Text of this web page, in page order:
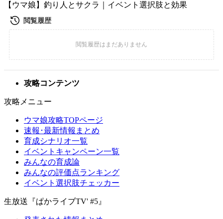
【ウマ娘】釣り人とサクラ｜イベント選択肢と効果
攻略コンテンツ
攻略メニュー
ウマ娘攻略TOPページ
速報･最新情報まとめ
育成シナリオ一覧
イベントキャンペーン一覧
みんなの育成論
みんなの評価点ランキング
イベント選択肢チェッカー
生放送『ぱかライブTV' #5』